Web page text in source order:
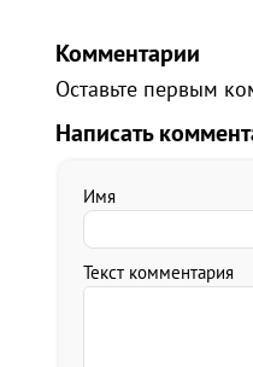
Комментарии
Оставьте первым
Написать
Имя
Текст комментария